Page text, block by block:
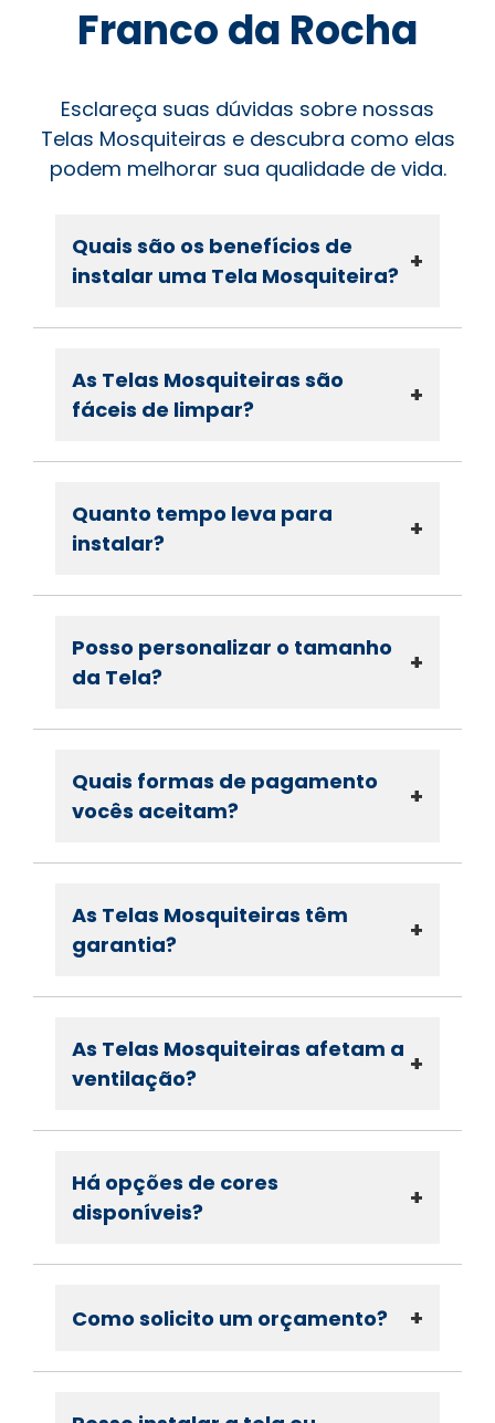
Franco da Rocha
Esclareça suas dúvidas sobre nossas
Telas Mosquiteiras e descubra como elas
podem melhorar sua qualidade de vida.
Quais são os benefícios de
instalar uma Tela Mosquiteira? +
As Telas Mosquiteiras são
fáceis de limpar?
+
Quanto tempo leva para
instalar?
+
Posso personalizar o tamanho
da Tela?
+
Quais formas de pagamento
vocês aceitam?
+
As Telas Mosquiteiras têm
garantia?
+
As Telas Mosquiteiras afetam a
ventilação?
+
Há opções de cores
disponíveis?
+
Como solicito um orçamento? +